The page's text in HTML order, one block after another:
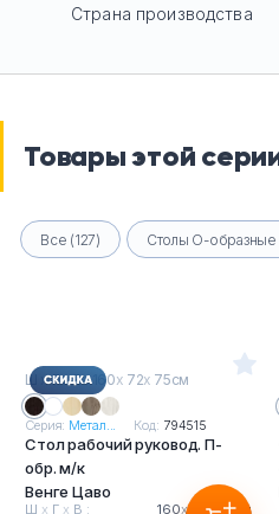
Страна производства
Товары этой
Все (127) Столы О-
Ш хГхВ : 160х 72х 75см
Серия: Метал... Код: 794515
Стол рабочий руковод. П-
обр. м/к
Венге Цаво
Ш х Г х В : 160х72х75см